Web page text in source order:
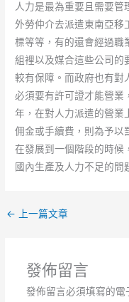
人力是最為重要且需要
外勞仲介去派遣東南亞移
標等等，有的還會經過職
組裡以及媒合這些公司的
較有保障。而政府也有對
必須要有許可證才能營業
年，在對人力派遣的營業
佣金或手續費，則為予以
在發展到一個階段的時候
國內生產及人力不足的問
← 上一篇文章
發佈留言
發佈留言必須填寫的電